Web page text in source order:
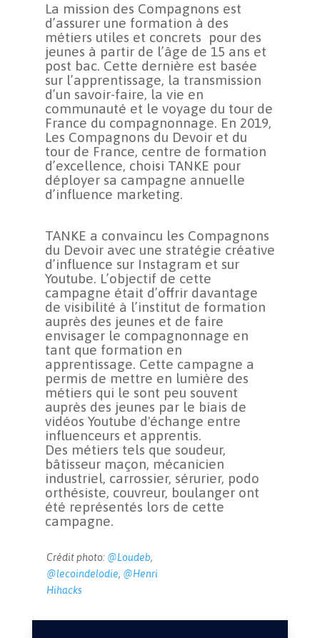
La mission des Compagnons est
d’assurer une formation à des
métiers utiles et concrets pour des
jeunes à partir de l’âge de 15 ans et
post bac. Cette dernière est basée
sur l’apprentissage, la transmission
d’un savoir-faire, la vie en
communauté et le voyage du tour de
France du compagnonnage. En 2019,
Les Compagnons du Devoir et du
tour de France, centre de formation
d’excellence, choisi TANKE pour
déployer sa campagne annuelle
d’influence marketing.
TANKE a convaincu les Compagnons
du Devoir avec une stratégie créative
d’influence sur Instagram et sur
Youtube. L’objectif de cette
campagne était d’offrir davantage
de visibilité à l’institut de formation
auprès des jeunes et de faire
envisager le compagnonnage en
tant que formation en
apprentissage. Cette campagne a
permis de mettre en lumière des
métiers qui le sont peu souvent
auprès des jeunes par le biais de
vidéos Youtube d'échange entre
influenceurs et apprentis.
Des métiers tels que soudeur,
bâtisseur maçon, mécanicien
industriel, carrossier, sérurier, podo
orthésiste, couvreur, boulanger ont
été représentés lors de cette
campagne.
Crédit photo: @Loudeb,
@lecoindelodie, @Henri
Hihacks